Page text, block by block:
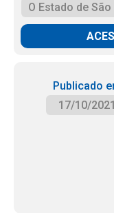
O Estado de
Publicado
17/10/2021